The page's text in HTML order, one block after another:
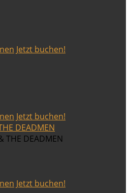
Jetzt buchen!
Jetzt buchen!
DEADMEN
Jetzt buchen!